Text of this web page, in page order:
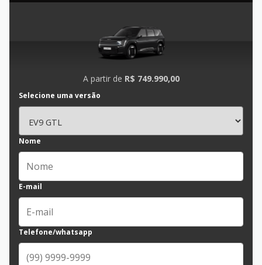
A partir de R$ 749.990,00
Selecione uma versão
Nome
E-mail
Telefone/whatsapp